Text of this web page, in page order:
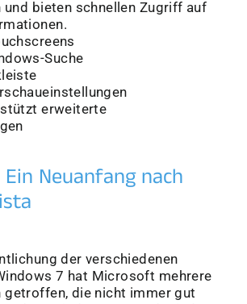
und bieten schnellen Zugriff auf
Suche
erweiterte
Neuanfang nach
der verschiedenen
7 hat Microsoft mehrere
getroffen, die nicht immer gut